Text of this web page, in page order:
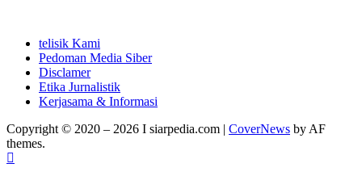
telisik Kami
Pedoman Media Siber
Disclamer
Etika Jurnalistik
Kerjasama & Informasi
Copyright © 2020 – 2026 I siarpedia.com | CoverNews by AF
themes.